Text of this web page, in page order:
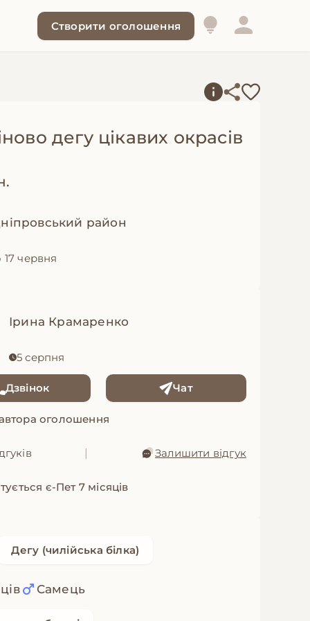
Створити оголошення
дегу цікавих окрасів
район
червня
Ірина Крамаренко
5 серпня
Дзвінок Чат
оголошення
| Залишити відгук
є-Пет 7 місяців
Дегу (чилійська білка)
Самець